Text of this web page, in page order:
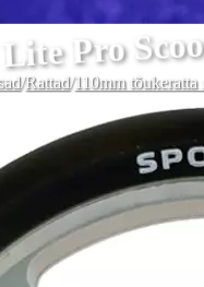
Pro
/Rattad/110mm tõukeratta